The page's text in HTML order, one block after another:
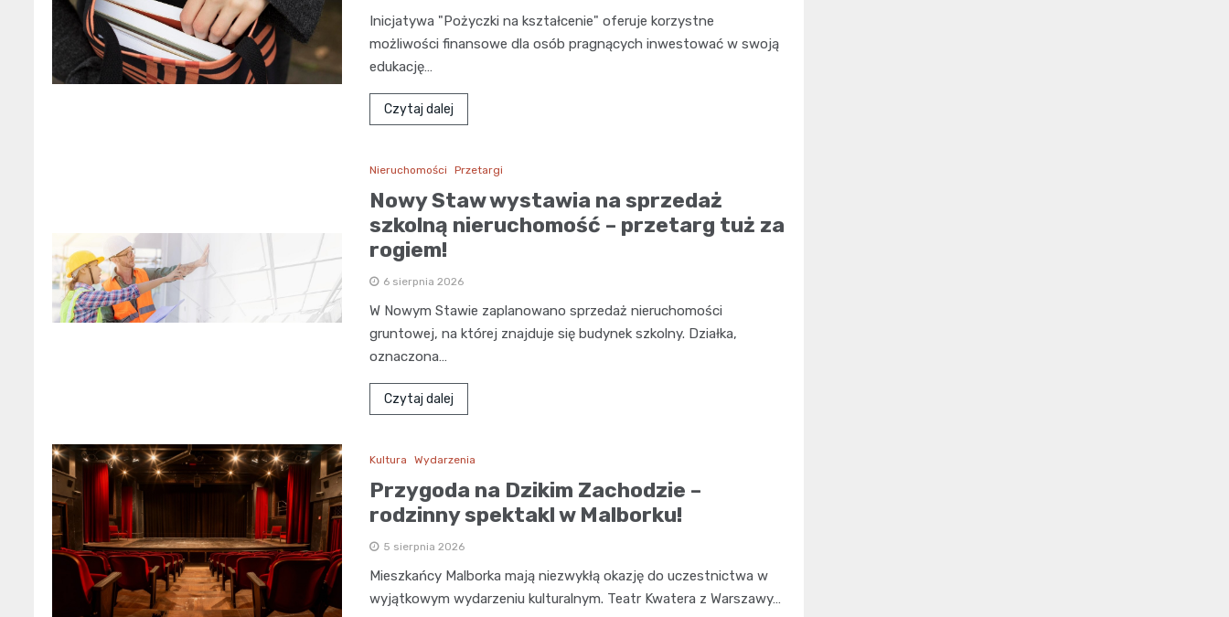
Inicjatywa "Pożyczki na kształcenie" oferuje korzystne
możliwości finansowe dla osób pragnących inwestować w swoją
edukację…
Czytaj dalej
Nieruchomości Przetargi
Nowy Staw wystawia na sprzedaż
szkolną nieruchomość – przetarg tuż za
rogiem!
6 sierpnia 2026
W Nowym Stawie zaplanowano sprzedaż nieruchomości
gruntowej, na której znajduje się budynek szkolny. Działka,
oznaczona…
Czytaj dalej
Kultura Wydarzenia
Przygoda na Dzikim Zachodzie –
rodzinny spektakl w Malborku!
5 sierpnia 2026
Mieszkańcy Malborka mają niezwykłą okazję do uczestnictwa w
wyjątkowym wydarzeniu kulturalnym. Teatr Kwatera z Warszawy…